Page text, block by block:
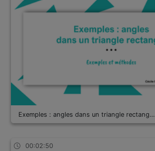
Exemples : angles dans un triangle rectang…
00:02:50